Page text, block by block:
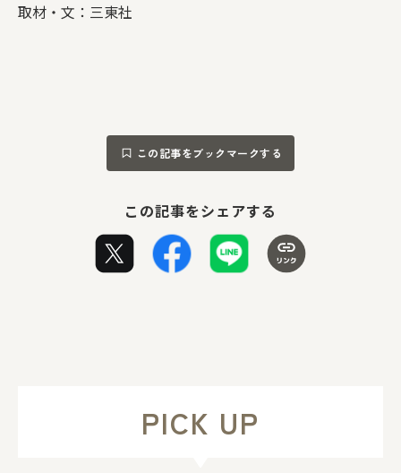
取材・文：三東社
この記事をブックマークする
この記事をシェアする
PICK UP